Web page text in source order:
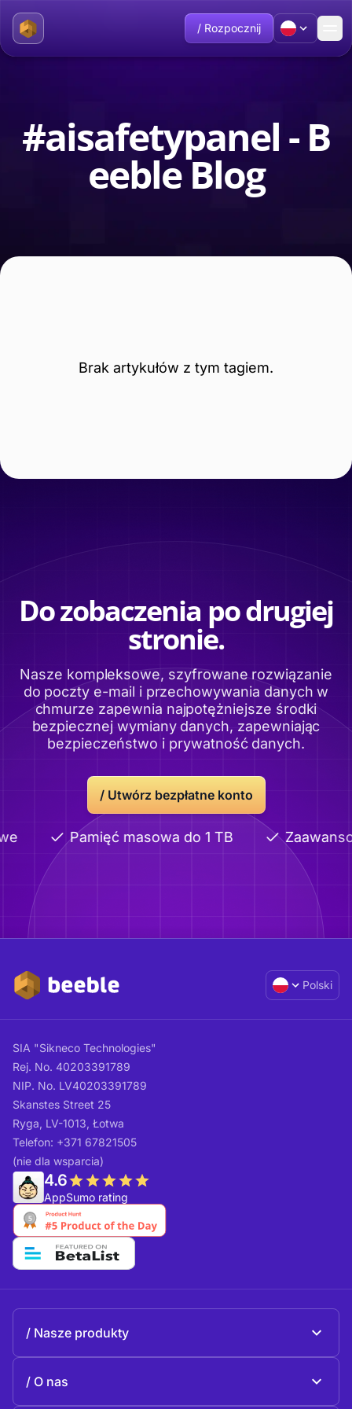
/ Rozpocznij
#aisafetypanel - B
eeble Blog
Brak artykułów z tym tagiem.
Do zobaczenia po drugiej
stronie.
Nasze kompleksowe, szyfrowane rozwiązanie
do poczty e-mail i przechowywania danych w
chmurze zapewnia najpotężniejsze środki
bezpiecznej wymiany danych, zapewniając
bezpieczeństwo i prywatność danych.
/ Utwórz bezpłatne konto
Pamięć masowa do 1 TB
Polski
SIA "Sikneco Technologies"
Rej. No. 40203391789
NIP. No. LV40203391789
Skanstes Street 25
Ryga, LV-1013, Łotwa
Telefon: +371 67821505
(nie dla wsparcia)
4.6
AppSumo rating
Nasze produkty
O nas